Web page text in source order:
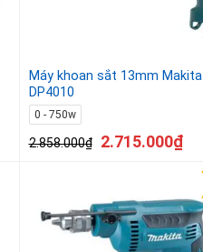
Máy khoan sắt 13mm Makita
DP4010
0 - 750w
2.858.000₫ 2.715.000₫